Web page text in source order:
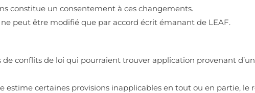
constitue un consentement à ces changements.
peut être modifié que par accord écrit émanant de LEAF.
de conflits de loi qui pourraient trouver application provenant
estime certaines provisions inapplicables en tout ou en partie, le